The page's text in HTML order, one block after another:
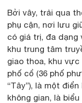
Bởi vây, trải qua
phụ cận, nơi lưu
có giá trị, đa dạng
khu trung tâm
giao thoa, khu
phố cổ (36 phố
“Tây”), là một
không gian, là